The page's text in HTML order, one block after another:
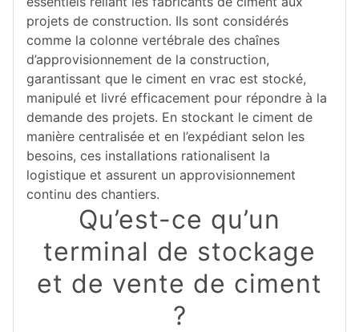
projets de construction. Ils sont considérés
comme la colonne vertébrale des chaînes
d’approvisionnement de la construction,
garantissant que le ciment en vrac est stocké,
manipulé et livré efficacement pour répondre à la
demande des projets. En stockant le ciment de
manière centralisée et en l’expédiant selon les
besoins, ces installations rationalisent la
logistique et assurent un approvisionnement
continu des chantiers.
Qu’est-ce qu’un
terminal de stockage
et de vente de ciment
?